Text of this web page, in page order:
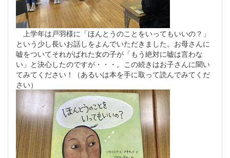
上学年は戸羽様に「ほんとうのことをいってもいいの？」
という少し長いお話しをよんでいただきました。お母さんに
嘘をついてそれがばれた女の子が「もう絶対に嘘は言わな
い」と決心したのですが・・・。この続きはお子さんに聞い
てみてください！（あるいは本を手に取って読んでみてくだ
さい）